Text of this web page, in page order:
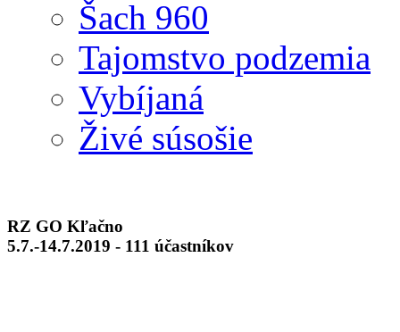
Šach 960
Tajomstvo podzemia
Vybíjaná
Živé súsošie
RZ GO Kľačno
5.7.-14.7.2019 - 111 účastníkov